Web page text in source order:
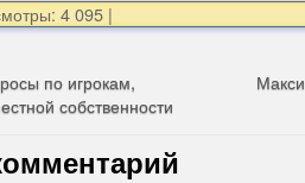
4 095 |
по игрокам,
собственности